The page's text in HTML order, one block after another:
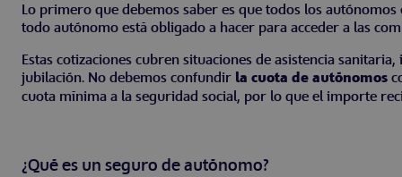
Lo primero que debemos saber es que todos los
todo autónomo está obligado a hacer para acceder a las
Estas cotizaciones cubren situaciones de asistencia
jubilación. No debemos confundir la cuota de autónomos
cuota mínima a la seguridad social, por lo que el importe
¿Qué es un seguro de autónomo?